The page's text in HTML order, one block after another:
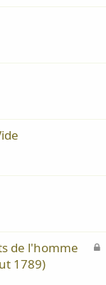
F
de l'homme
1789)